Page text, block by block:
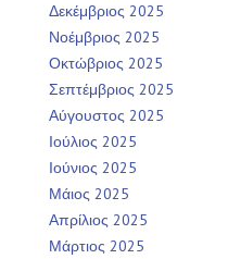
Δεκέμβριος 2025
Νοέμβριος 2025
Οκτώβριος 2025
Σεπτέμβριος 2025
Αύγουστος 2025
Ιούλιος 2025
Ιούνιος 2025
Μάιος 2025
Απρίλιος 2025
Μάρτιος 2025